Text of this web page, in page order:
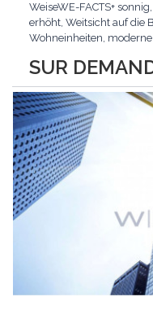
SUR
WeiseWE-FACTS+
erhöht, Weitsicht auf die
Wohneinheiten,
AussenparkplätzePasst
SingleKLARTEXT: Zwei
Zustand...